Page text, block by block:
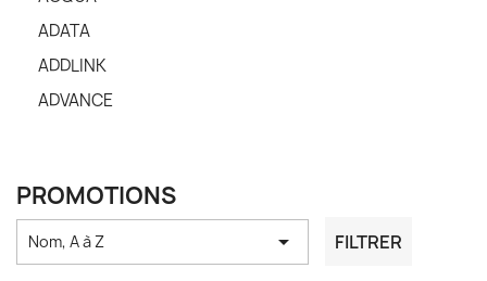
ADATA
ADDLINK
ADVANCE
PROMOTIONS
Nom, A à Z  FILTRER